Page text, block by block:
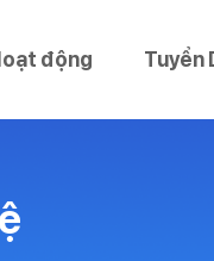
động Tuyển